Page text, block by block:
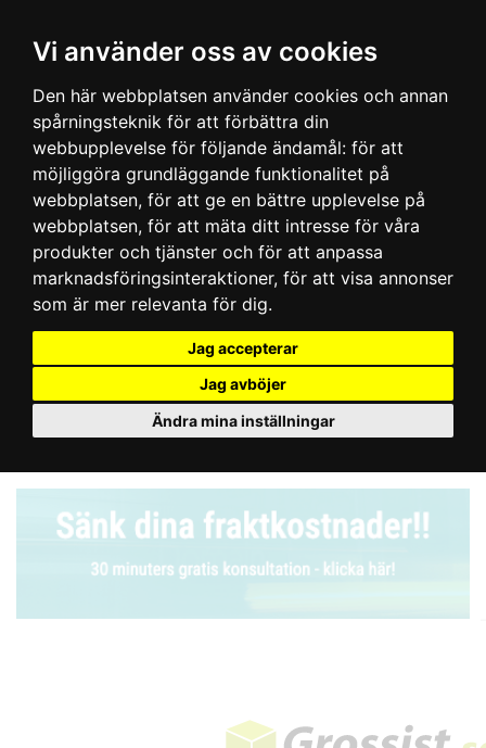
Vi använder oss av cookies
Den här webbplatsen använder cookies och annan
spårningsteknik för att förbättra din
webbupplevelse för följande ändamål: för att
möjliggöra grundläggande funktionalitet på
webbplatsen, för att ge en bättre upplevelse på
webbplatsen, för att mäta ditt intresse för våra
produkter och tjänster och för att anpassa
marknadsföringsinteraktioner, för att visa annonser
som är mer relevanta för dig.
Jag accepterar
Jag avböjer
Ändra mina inställningar